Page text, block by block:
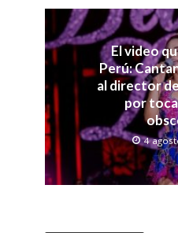
El video
Perú:
al director
por
4